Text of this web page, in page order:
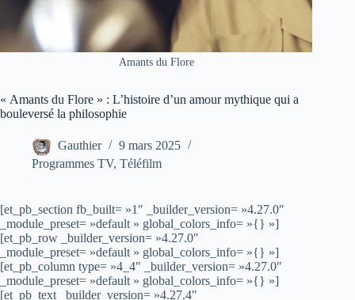
Amants du Flore
« Amants du Flore » : L’histoire d’un amour mythique qui a
bouleversé la philosophie
Gauthier
9 mars 2025
Programmes TV, Téléfilm
[et_pb_section fb_built= »1″ _builder_version= »4.27.0″
_module_preset= »default » global_colors_info= »{} »]
[et_pb_row _builder_version= »4.27.0″
_module_preset= »default » global_colors_info= »{} »]
[et_pb_column type= »4_4″ _builder_version= »4.27.0″
_module_preset= »default » global_colors_info= »{} »]
[et_pb_text _builder_version= »4.27.4″